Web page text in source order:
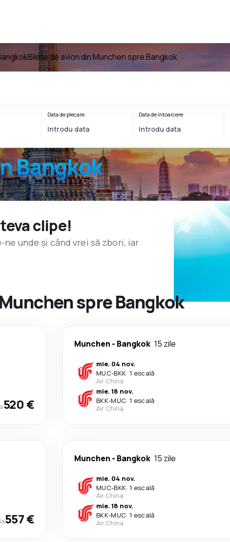
Bilete de avion din Munchen spre Bangkok
Bangkok
Data de plecare Data de întoarcere
clipe!
unde și când vrei să zbori, iar
spre Bangkok
520 €
Munchen - Bangkok 15 zile
mie. 04 nov.
MUC-BKK· 1 escală
Air China
mie. 18 nov.
BKK-MUC· 1 escală
Air China
557 €
Munchen - Bangkok 15 zile
mie. 04 nov.
MUC-BKK· 1 escală
Air China
mie. 18 nov.
BKK-MUC· 1 escală
Air China